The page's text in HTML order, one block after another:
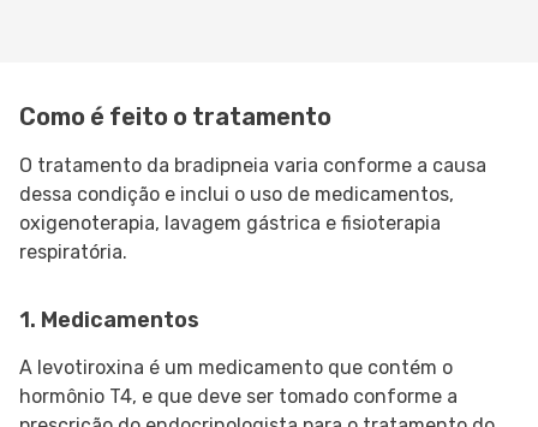
Como é feito o tratamento
O tratamento da bradipneia varia conforme a causa
dessa condição e inclui o uso de medicamentos,
oxigenoterapia, lavagem gástrica e fisioterapia
respiratória.
1. Medicamentos
A levotiroxina é um medicamento que contém o
hormônio T4, e que deve ser tomado conforme a